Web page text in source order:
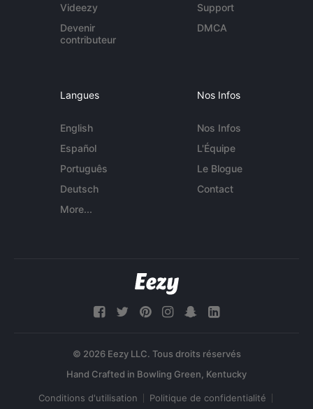
Videezy
Devenir
contributeur
Support
DMCA
Langues
English
Español
Português
Deutsch
More...
Nos Infos
Nos Infos
L'Équipe
Le Blogue
Contact
© 2026 Eezy LLC. Tous droits réservés
Conditions d'utilisation Politique de confidentialité